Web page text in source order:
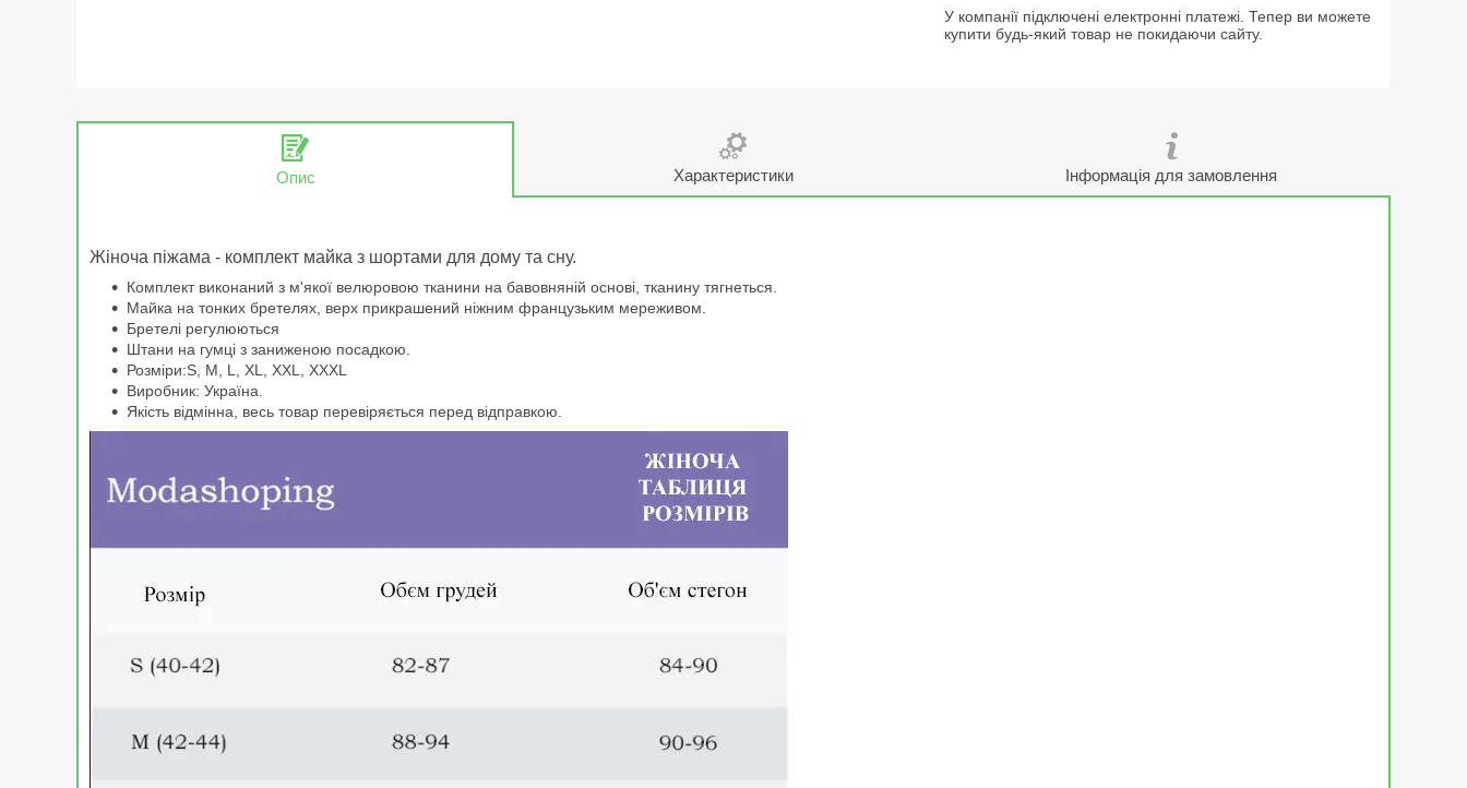
У компанії підключені електронні платежі. Тепер ви можете
купити будь-який товар не покидаючи сайту.
Опис Характеристики Інформація для замовлення
Жіноча піжама - комплект майка з шортами для дому та сну.
Комплект виконаний з м'якої велюровою тканини на бавовняній основі, тканину тягнеться.
Майка на тонких бретелях, верх прикрашений ніжним французьким мереживом.
Бретелі регулюються
Штани на гумці з заниженою посадкою.
Розміри:S, M, L, XL, XXL, XXXL
Виробник: Україна.
Якість відмінна, весь товар перевіряється перед відправкою.